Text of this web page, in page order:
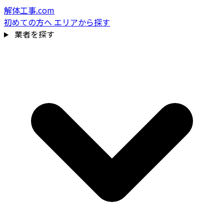
解体工事.com
初めての方へ エリアから探す
業者を探す